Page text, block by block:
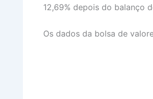
12,69% depois do balanço
Os dados da bolsa de